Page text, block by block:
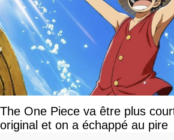
The One Piece va être plus
original et on a échappé au pire